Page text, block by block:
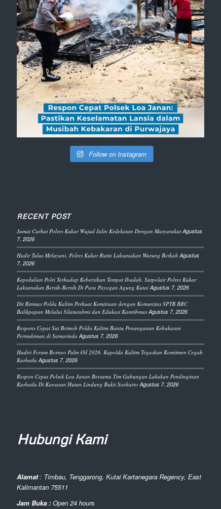
Follow on Instagram
RECENT POST
Jumat Curhat Polres Kukar Wujud Jalin Kedekatan Dengan Masyarakat Agustus
7, 2026
Hadir Tulus Melayani, Polres Kukar Rutin Laksanakan Warung Berkah Agustus
7, 2026
Kepedulian Polri Terhadap Kebersihan Tempat Ibadah, Satpolair Polres Kukar
Laksanakan Bersih-Bersih Di Pura Payogan Agung Kutai Agustus 7, 2026
Dit Binmas Polda Kaltim Perkuat Kemitraan dengan Komunitas SPTB BRC
Balikpapan Melalui Silaturahmi dan Edukasi Kamtibmas Agustus 7, 2026
Respons Cepat Sat Brimob Polda Kaltim Bantu Penanganan Kebakaran
Permukiman di Samarinda Agustus 7, 2026
Hadiri Forum Borneo Palm Oil 2026, Kapolda Kaltim Tegaskan Komitmen Cegah
Karhutla Agustus 7, 2026
Respon Cepat Polsek Loa Janan Bersama Tim Gabungan Lakukan Pendinginan
Karhutla Di Kawasan Hutan Lindung Bukit Soeharto Agustus 7, 2026
Hubungi Kami
Alamat: Timbau, Tenggarong, Kutai Kartanegara Regency, East
Kalimantan 75511
Jam Buka : Open 24 hours